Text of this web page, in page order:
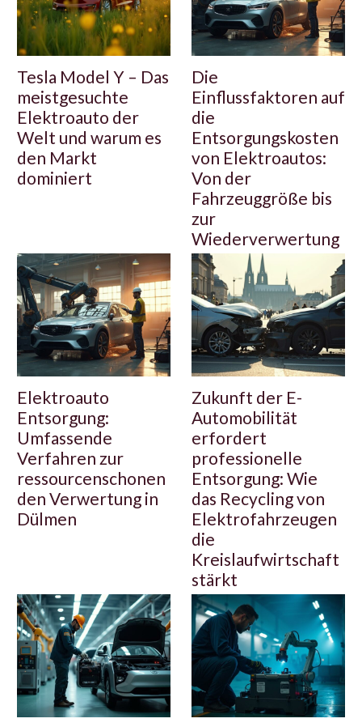
Tesla Model Y – Das
meistgesuchte
Elektroauto der
Welt und warum es
den Markt
dominiert
Die
Einflussfaktoren auf
die
Entsorgungskosten
von Elektroautos:
Von der
Fahrzeuggröße bis
zur
Wiederverwertung
Elektroauto
Entsorgung:
Umfassende
Verfahren zur
ressourcenschonen
den Verwertung in
Dülmen
Zukunft der E-
Automobilität
erfordert
professionelle
Entsorgung: Wie
das Recycling von
Elektrofahrzeugen
die
Kreislaufwirtschaft
stärkt